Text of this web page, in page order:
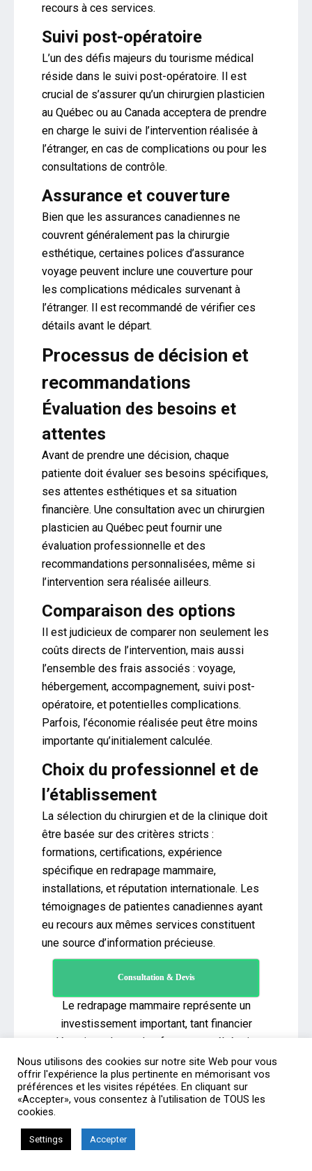
recours à ces services.
Suivi post-opératoire
L’un des défis majeurs du tourisme médical
réside dans le suivi post-opératoire. Il est
crucial de s’assurer qu’un chirurgien plasticien
au Québec ou au Canada acceptera de prendre
en charge le suivi de l’intervention réalisée à
l’étranger, en cas de complications ou pour les
consultations de contrôle.
Assurance et couverture
Bien que les assurances canadiennes ne
couvrent généralement pas la chirurgie
esthétique, certaines polices d’assurance
voyage peuvent inclure une couverture pour
les complications médicales survenant à
l’étranger. Il est recommandé de vérifier ces
détails avant le départ.
Processus de décision et
recommandations
Évaluation des besoins et
attentes
Avant de prendre une décision, chaque
patiente doit évaluer ses besoins spécifiques,
ses attentes esthétiques et sa situation
financière. Une consultation avec un chirurgien
plasticien au Québec peut fournir une
évaluation professionnelle et des
recommandations personnalisées, même si
l’intervention sera réalisée ailleurs.
Comparaison des options
Il est judicieux de comparer non seulement les
coûts directs de l’intervention, mais aussi
l’ensemble des frais associés : voyage,
hébergement, accompagnement, suivi post-
opératoire, et potentielles complications.
Parfois, l’économie réalisée peut être moins
importante qu’initialement calculée.
Choix du professionnel et de
l’établissement
La sélection du chirurgien et de la clinique doit
être basée sur des critères stricts :
formations, certifications, expérience
spécifique en redrapage mammaire,
installations, et réputation internationale. Les
témoignages de patientes canadiennes ayant
eu recours aux mêmes services constituent
une source d’information précieuse.
Consultation & Devis
Le redrapage mammaire représente un
investissement important, tant financier
qu’émotionnel, pour les femmes québécoises
et canadiennes. Bien que les coûts au Canada
soient élevés, les destinations comme la
Tunisie et la Turquie offrent des alternatives
attractives sans compromettre la qualité des
Nous utilisons des cookies sur notre site Web pour vous
offrir l'expérience la plus pertinente en mémorisant vos
préférences et les visites répétées. En cliquant sur
«Accepter», vous consentez à l'utilisation de TOUS les
cookies.
Settings Accepter